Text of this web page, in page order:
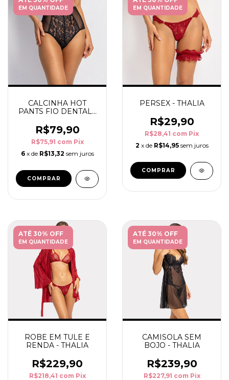
EM QUANTIDADE
CALCINHA HOT
PANTS FIO DENTAL -
R$79,90
R$75,91 com Pix
6 x de R$13,32 sem juros
COMPRAR
EM QUANTIDADE
PERSEX - THALIA
R$29,90
R$28,41 com Pix
2 x de R$14,95 sem juros
COMPRAR
ATÉ 30% OFF
EM QUANTIDADE
ROBE EM TULE E
RENDA - THALIA
R$229,90
R$218,41 com Pix
ATÉ 30% OFF
EM QUANTIDADE
CAMISOLA SEM
BOJO - THALIA
R$239,90
R$227,91 com Pix